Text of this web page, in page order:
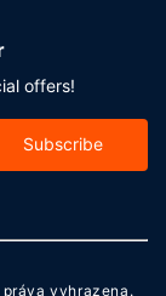
offers!
Subscribe
práva vyhrazena.